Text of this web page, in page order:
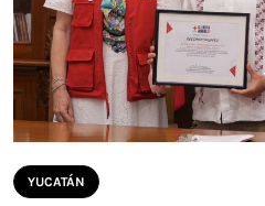
YUCATÁN